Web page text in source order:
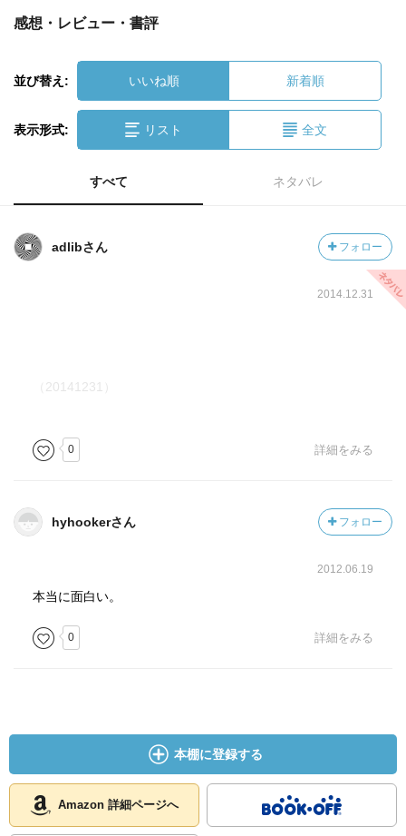
感想・レビュー・書評
並び替え: いいね順 新着順
表示形式: リスト 全文
すべて ネタバレ
adlibさん フォロー
2014.12.31
（20141231）
0 詳細をみる
hyhookerさん フォロー
2012.06.19
本当に面白い。
0 詳細をみる
本棚に登録する
Amazon 詳細ページへ